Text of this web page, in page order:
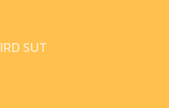
IRD SUT